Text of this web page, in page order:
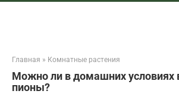
Главная » Комнатные растения
Можно ли в домашних
пионы?